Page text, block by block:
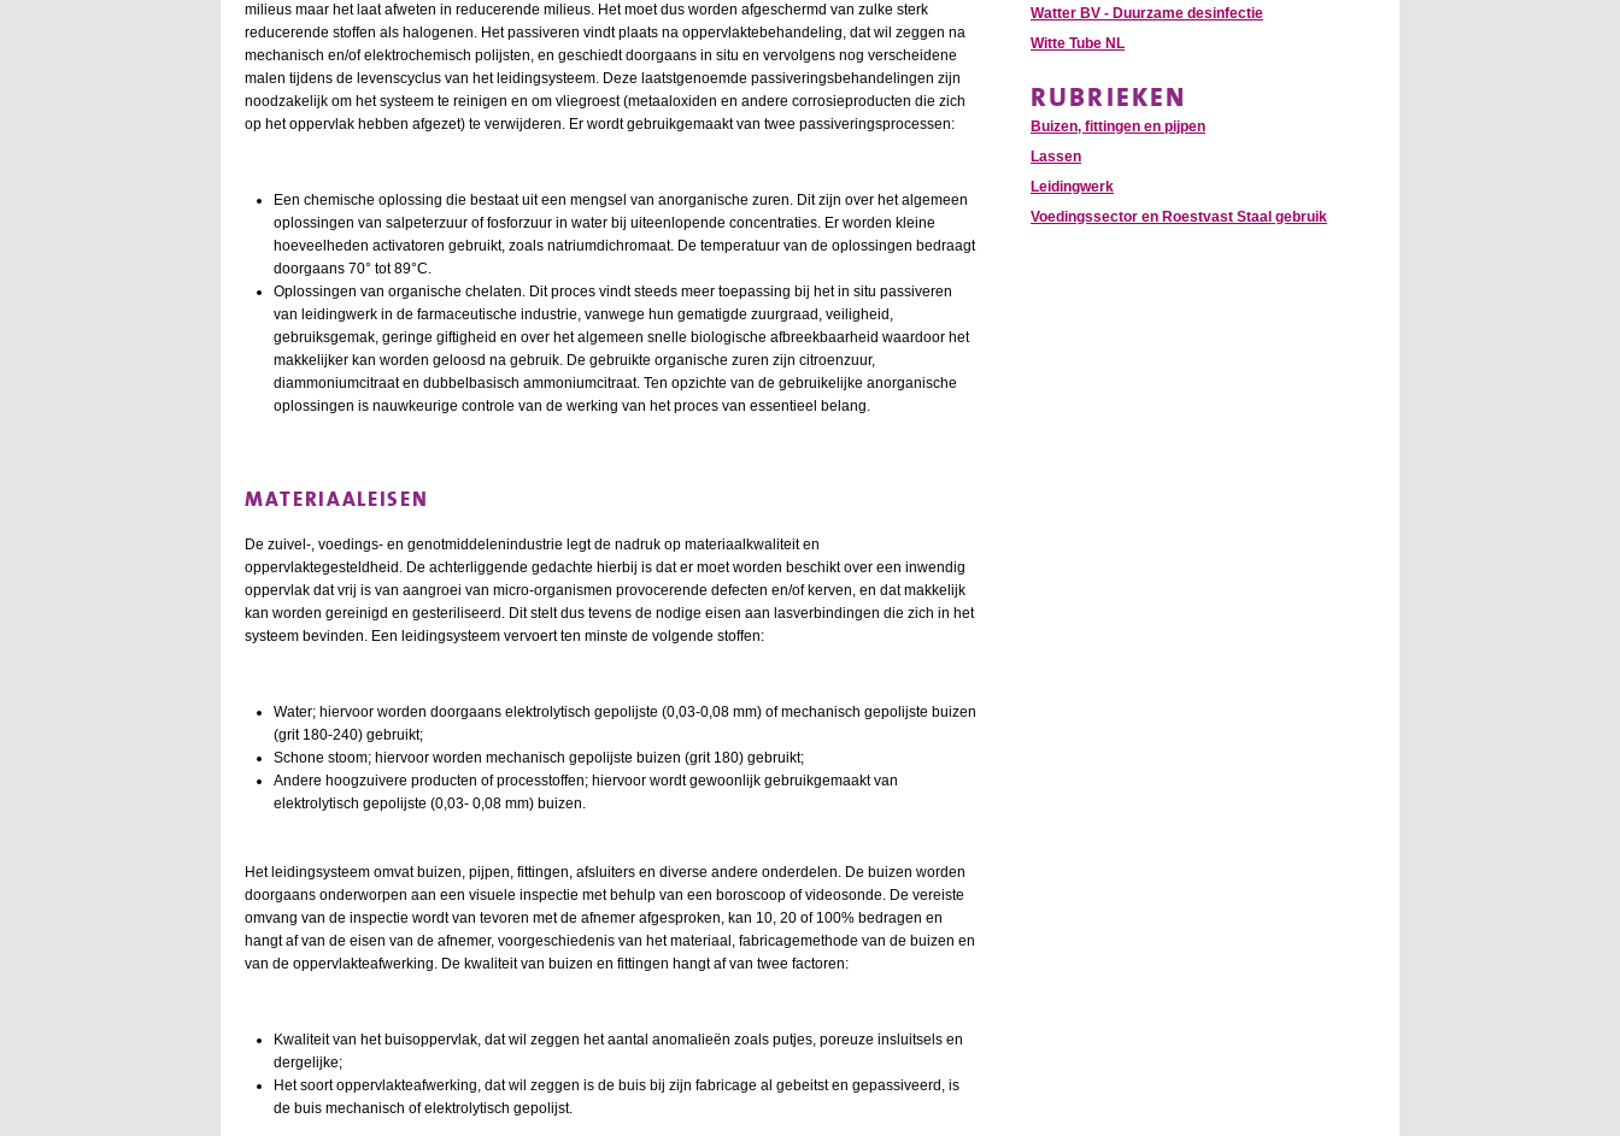
milieus maar het laat afweten in reducerende milieus. Het moet dus worden afgeschermd van zulke sterk
reducerende stoffen als halogenen. Het passiveren vindt plaats na oppervlaktebehandeling, dat wil zeggen na
mechanisch en/of elektrochemisch polijsten, en geschiedt doorgaans in situ en vervolgens nog verscheidene
malen tijdens de levenscyclus van het leidingsysteem. Deze laatstgenoemde passiveringsbehandelingen zijn
noodzakelijk om het systeem te reinigen en om vliegroest (metaaloxiden en andere corrosieproducten die zich
op het oppervlak hebben afgezet) te verwijderen. Er wordt gebruikgemaakt van twee passiveringsprocessen:
Een chemische oplossing die bestaat uit een mengsel van anorganische zuren. Dit zijn over het algemeen
oplossingen van salpeterzuur of fosforzuur in water bij uiteenlopende concentraties. Er worden kleine
hoeveelheden activatoren gebruikt, zoals natriumdichromaat. De temperatuur van de oplossingen bedraagt
doorgaans 70° tot 89°C.
Oplossingen van organische chelaten. Dit proces vindt steeds meer toepassing bij het in situ passiveren
van leidingwerk in de farmaceutische industrie, vanwege hun gematigde zuurgraad, veiligheid,
gebruiksgemak, geringe giftigheid en over het algemeen snelle biologische afbreekbaarheid waardoor het
makkelijker kan worden geloosd na gebruik. De gebruikte organische zuren zijn citroenzuur,
diammoniumcitraat en dubbelbasisch ammoniumcitraat. Ten opzichte van de gebruikelijke anorganische
oplossingen is nauwkeurige controle van de werking van het proces van essentieel belang.
MATERIAALEISEN
De zuivel-, voedings- en genotmiddelenindustrie legt de nadruk op materiaalkwaliteit en
oppervlaktegesteldheid. De achterliggende gedachte hierbij is dat er moet worden beschikt over een inwendig
oppervlak dat vrij is van aangroei van micro-organismen provocerende defecten en/of kerven, en dat makkelijk
kan worden gereinigd en gesteriliseerd. Dit stelt dus tevens de nodige eisen aan lasverbindingen die zich in het
systeem bevinden. Een leidingsysteem vervoert ten minste de volgende stoffen:
Water; hiervoor worden doorgaans elektrolytisch gepolijste (0,03-0,08 mm) of mechanisch gepolijste buizen
(grit 180-240) gebruikt;
Schone stoom; hiervoor worden mechanisch gepolijste buizen (grit 180) gebruikt;
Andere hoogzuivere producten of processtoffen; hiervoor wordt gewoonlijk gebruikgemaakt van
elektrolytisch gepolijste (0,03- 0,08 mm) buizen.
Het leidingsysteem omvat buizen, pijpen, fittingen, afsluiters en diverse andere onderdelen. De buizen worden
doorgaans onderworpen aan een visuele inspectie met behulp van een boroscoop of videosonde. De vereiste
omvang van de inspectie wordt van tevoren met de afnemer afgesproken, kan 10, 20 of 100% bedragen en
hangt af van de eisen van de afnemer, voorgeschiedenis van het materiaal, fabricagemethode van de buizen en
van de oppervlakteafwerking. De kwaliteit van buizen en fittingen hangt af van twee factoren:
Kwaliteit van het buisoppervlak, dat wil zeggen het aantal anomalieën zoals putjes, poreuze insluitsels en
dergelijke;
Het soort oppervlakteafwerking, dat wil zeggen is de buis bij zijn fabricage al gebeitst en gepassiveerd, is
de buis mechanisch of elektrolytisch gepolijst.
Watter BV - Duurzame desinfectie
Witte Tube NL
RUBRIEKEN
Buizen, fittingen en pijpen
Lassen
Leidingwerk
Voedingssector en Roestvast Staal gebruik